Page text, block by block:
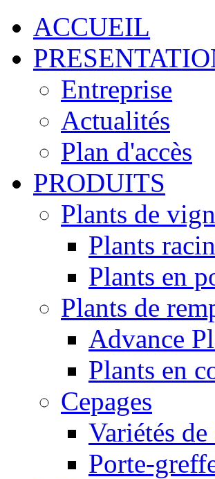
ACCUEIL
Entreprise
Actualités
Plan d'accès
PRODUITS
Plants de
Plants
Plants en
Plants de
Advance
Plants en
Cepages
Variétés
Porte-